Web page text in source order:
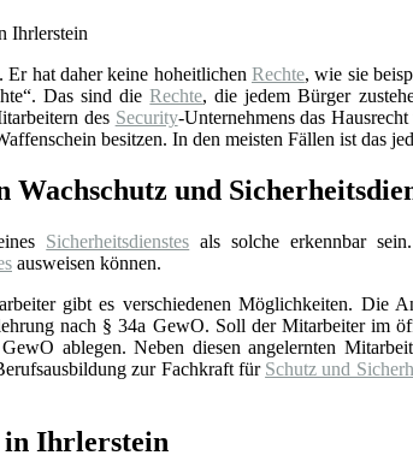
Er hat daher keine hoheitlichen Rechte, wie sie
Das sind dieRechte, die jedem Bürger
des Security-Unternehmens das
besitzen. In den meisten Fällen ist das
und
Sicherheitsdienstes als solche erkennbar
ausweisen können.
gibt es verschiedenen Möglichkeiten. Die
nach § 34a GewO. Soll der Mitarbeiter im
ablegen. Neben diesen angelernten
zur Fachkraft für Schutz und
in Ihrlerstein